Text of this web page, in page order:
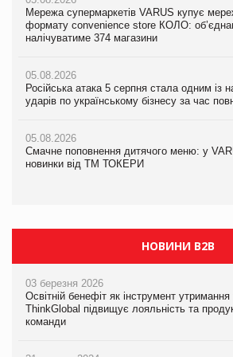
Мережа супермаркетів VARUS купує
формату convenience store КОЛО:
налічуватиме 374 магазини
05.08.2026
Російська атака 5 серпня стала одним із
ударів по українському бізнесу за час
05.08.2026
Смачне поповнення дитячого меню: у
новинки від ТМ ТОКЕРИ
05.08.2026
Смачне поповнення дитячого меню: у
новинки від ТМ ТОКЕРИ
05.08.2026
Сергій Лісунов про заморожені
PrivateLabel&FMCG Master 2026
04.08.2026
Через атаку РФ у Дніпрі пошкоджено
Millennium
Adidas витратила понад $1 млрд на
продуктів
НОВИНИ B2B
03 березня 2026
Освітній бенефіт як інструмент утримання
ThinkGlobal підвищує лояльність та
команди